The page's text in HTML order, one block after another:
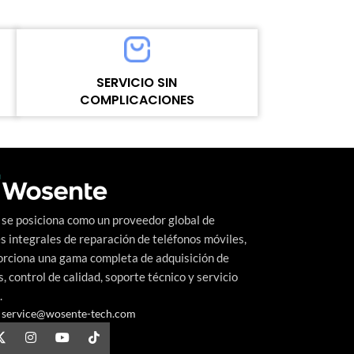
Shipping Method：DHL UPS FEDEX EMS
Delivery：Within 2-10Days Working Time
Quality Control：100% Working Strictly
SERVICIO SIN
COMPLICACIONES
posiciona como un proveedor global de
integrales de reparación de teléfonos móviles,
una gama completa de adquisición de
control de calidad, soporte técnico y servicio
tech.com